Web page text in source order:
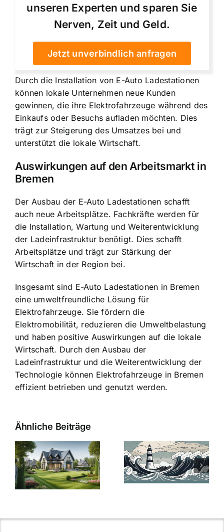
unseren Experten und sparen Sie
Nerven, Zeit und Geld.
Jetzt unverbindlich anfragen
Durch die Installation von E-Auto Ladestationen
können lokale Unternehmen neue Kunden
gewinnen, die ihre Elektrofahrzeuge während des
Einkaufs oder Besuchs aufladen möchten. Dies
trägt zur Steigerung des Umsatzes bei und
unterstützt die lokale Wirtschaft.
Auswirkungen auf den Arbeitsmarkt in
Bremen
Der Ausbau der E-Auto Ladestationen schafft
auch neue Arbeitsplätze. Fachkräfte werden für
die Installation, Wartung und Weiterentwicklung
der Ladeinfrastruktur benötigt. Dies schafft
Arbeitsplätze und trägt zur Stärkung der
Wirtschaft in der Region bei.
Insgesamt sind E-Auto Ladestationen in Bremen
eine umweltfreundliche Lösung für
Elektrofahrzeuge. Sie fördern die
Elektromobilität, reduzieren die Umweltbelastung
und haben positive Auswirkungen auf die lokale
Wirtschaft. Durch den Ausbau der
Ladeinfrastruktur und die Weiterentwicklung der
Technologie können Elektrofahrzeuge in Bremen
effizient betrieben und genutzt werden.
Ähnliche Beiträge
Bauzinsen im
Sturm: Die
aktuelle
Entwicklung
Die Evolution
der
Bauzinsen: Ein
Blick in die